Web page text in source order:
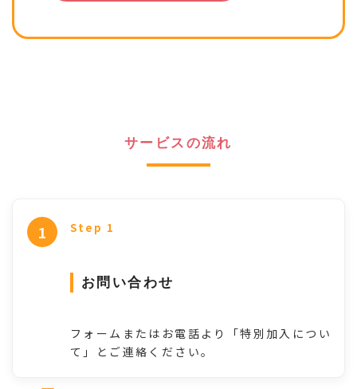
サービスの流れ
Step 1
お問い合わせ
フォームまたはお電話より「特別加入につい
て」とご連絡ください。